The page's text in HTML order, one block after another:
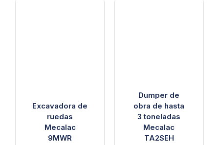
Excavadora de
ruedas
Mecalac
9MWR
Dumper de
obra de hasta
3 toneladas
Mecalac
TA2SEH